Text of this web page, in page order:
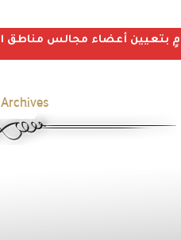
بتعيين أعضاء مجالس مناطق